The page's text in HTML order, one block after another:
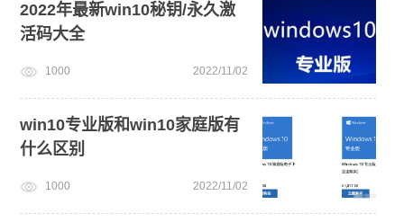
u盘一键重装系统win10 32位 电脑开不了机
win11正式版 U盘PE启动盘制作
2022年最新win10秘钥/永久激
活码大全
1000 2022/11/02
win10专业版和win10家庭版有
什么区别
1000 2022/11/02